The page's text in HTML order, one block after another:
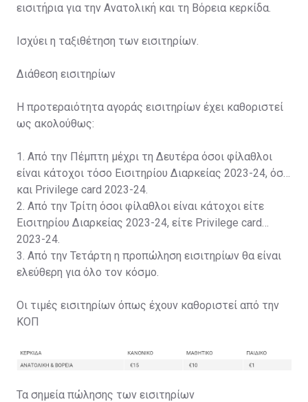
εισιτήρια για την Ανατολική και τη Βόρεια κερκίδα.
Ισχύει η ταξιθέτηση των εισιτηρίων.
Διάθεση εισιτηρίων
Η προτεραιότητα αγοράς εισιτηρίων έχει καθοριστεί
ως ακολούθως:
1. Από την Πέμπτη μέχρι τη Δευτέρα όσοι φίλαθλοι
είναι κάτοχοι τόσο Εισιτηρίου Διαρκείας 2023-24, όσο
και Privilege card 2023-24.
2. Από την Τρίτη όσοι φίλαθλοι είναι κάτοχοι είτε
Εισιτηρίου Διαρκείας 2023-24, είτε Privilege card
2023-24.
3. Από την Τετάρτη η προπώληση εισιτηρίων θα είναι
ελεύθερη για όλο τον κόσμο.
Οι τιμές εισιτηρίων όπως έχουν καθοριστεί από την
ΚΟΠ
Τα σημεία πώλησης των εισιτηρίων